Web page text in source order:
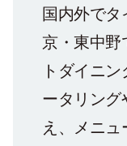
国内外で
京・東中野
トダイニ
ータリング
え、メニ